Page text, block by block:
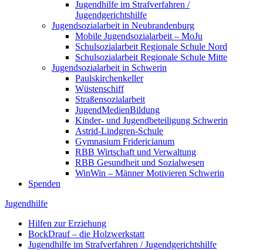
Jugend­hilfe im Straf­ver­fahren /
Jugendgerichtshilfe
Jugend­so­zi­al­arbeit in Neubrandenburg
Mobile Jugend­so­zi­al­arbeit – MoJu
Schul­so­zi­al­arbeit Regionale Schule Nord
Schul­so­zi­al­arbeit Regionale Schule Mitte
Jugend­so­zi­al­arbeit in Schwerin
Pauls­kir­chen­keller
Wüsten­schiff
Straßen­so­zi­al­arbeit
Jugend­Me­di­en­Bildung
Kinder- und Jugend­be­tei­ligung Schwerin
Astrid-Lindgren-Schule
Gymnasium Fridericianum
RBB Wirtschaft und Verwaltung
RBB Gesundheit und Sozialwesen
WinWin – Männer Motivieren Schwerin
Spenden
Jugend­hilfe
Hilfen zur Erziehung
BockDrauf – die Holzwerkstatt
Jugend­hilfe im Straf­ver­fahren / Jugendgerichtshilfe